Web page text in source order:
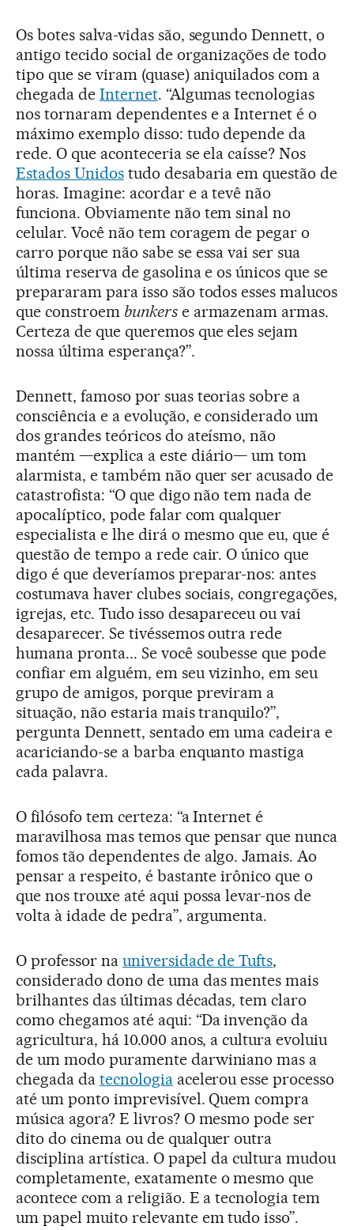
Os botes salva-vidas são, segundo Dennett, o
antigo tecido social de organizações de todo
tipo que se viram (quase) aniquilados com a
chegada de Internet. “Algumas tecnologias
nos tornaram dependentes e a Internet é o
máximo exemplo disso: tudo depende da
rede. O que aconteceria se ela caísse? Nos
Estados Unidostudo desabaria em questão de
horas. Imagine: acordar e a tevê não
funciona. Obviamente não tem sinal no
celular. Você não tem coragem de pegar o
carro porque não sabe se essa vai ser sua
última reserva de gasolina e os únicos que se
prepararam para isso são todos esses malucos
que constroem bunkerse armazenam armas.
Certeza de que queremos que eles sejam
nossa última esperança?”.
Dennett, famoso por suas teorias sobre a
consciência e a evolução, e considerado um
dos grandes teóricos do ateísmo, não
mantém —explica a este diário— um tom
alarmista, e também não quer ser acusado de
catastrofista: “O que digo não tem nada de
apocalíptico, pode falar com qualquer
especialista e lhe dirá o mesmo que eu, que é
questão de tempo a rede cair. O único que
digo é que deveríamos preparar-nos: antes
costumava haver clubes sociais, congregações,
igrejas, etc. Tudo isso desapareceu ou vai
desaparecer. Se tivéssemos outra rede
humana pronta... Se você soubesse que pode
confiar em alguém, em seu vizinho, em seu
grupo de amigos, porque previram a
situação, não estaria mais tranquilo?”,
pergunta Dennett, sentado em uma cadeira e
acariciando-se a barba enquanto mastiga
cada palavra.
O filósofo tem certeza: “a Internet é
maravilhosa mas temos que pensar que nunca
fomos tão dependentes de algo. Jamais. Ao
pensar a respeito, é bastante irônico que o
que nos trouxe até aqui possa levar-nos de
volta à idade de pedra”, argumenta.
O professor na universidade de Tufts,
considerado dono de uma das mentes mais
brilhantes das últimas décadas, tem claro
como chegamos até aqui: “Da invenção da
agricultura, há 10.000 anos, a cultura evoluiu
de um modo puramente darwiniano mas a
chegada da tecnologiaacelerou esse processo
até um ponto imprevisível. Quem compra
música agora? E livros? O mesmo pode ser
dito do cinema ou de qualquer outra
disciplina artística. O papel da cultura mudou
completamente, exatamente o mesmo que
acontece com a religião. E a tecnologia tem
um papel muito relevante em tudo isso”.